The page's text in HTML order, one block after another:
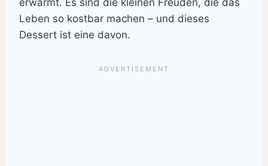
Leben so kostbar machen – und dieses
Dessert ist eine davon.